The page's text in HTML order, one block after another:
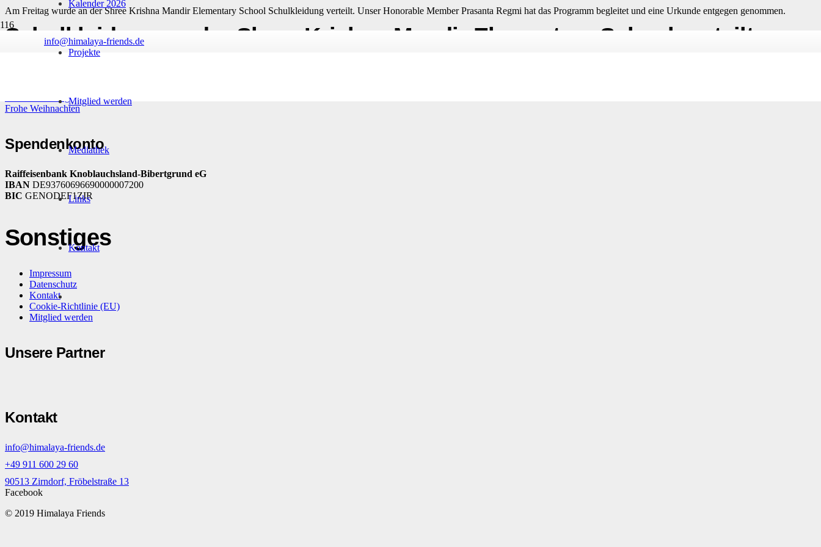
info@himalaya-friends.de
Kalender 2026
Projekte
Mitglied werden
Mediathek
Links
Kontakt
Schulkleidung an der Shree Krishna Mandir Elementary School verteilt
Am Freitag wurde an der Shree Krishna Mandir Elementary School Schulkleidung verteilt. Unser Honorable Member Prasanta Regmi hat das Programm begleitet und eine Urkunde entgegen genommen.
Nächster Beitrag
Frohe Weihnachten
Spendenkonto
Raiffeisenbank Knoblauchsland-Bibertgrund eG
IBAN DE93760696690000007200
BIC GENODEF1ZIR
Sonstiges
Impressum
Datenschutz
Kontakt
Cookie-Richtlinie (EU)
Mitglied werden
Unsere Partner
Kontakt
info@himalaya-friends.de
+49 911 600 29 60
90513 Zirndorf, Fröbelstraße 13
Facebook
© 2019 Himalaya Friends